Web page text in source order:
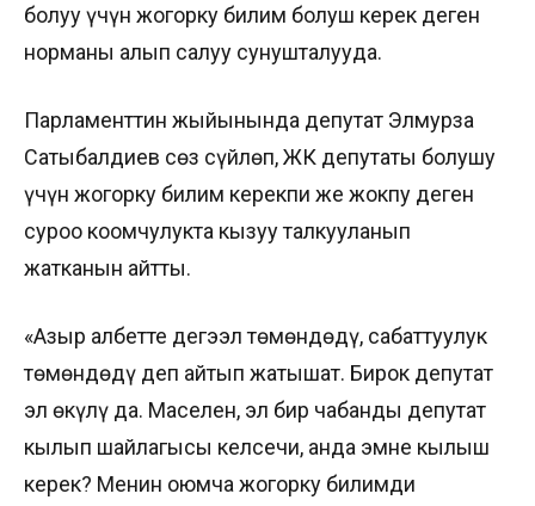
болуу үчүн жогорку билим болуш керек деген
норманы алып салуу сунушталууда.
Парламенттин жыйынында депутат Элмурза
Сатыбалдиев сөз сүйлөп, ЖК депутаты болушу
үчүн жогорку билим керекпи же жокпу деген
суроо коомчулукта кызуу талкууланып
жатканын айтты.
«Азыр албетте деңгээл төмөндөдү, сабаттуулук
төмөндөдү деп айтып жатышат. Бирок депутат
эл өкүлү да. Маселен, эл бир чабанды депутат
кылып шайлагысы келсечи, анда эмне кылыш
керек? Менин оюмча жогорку билимди